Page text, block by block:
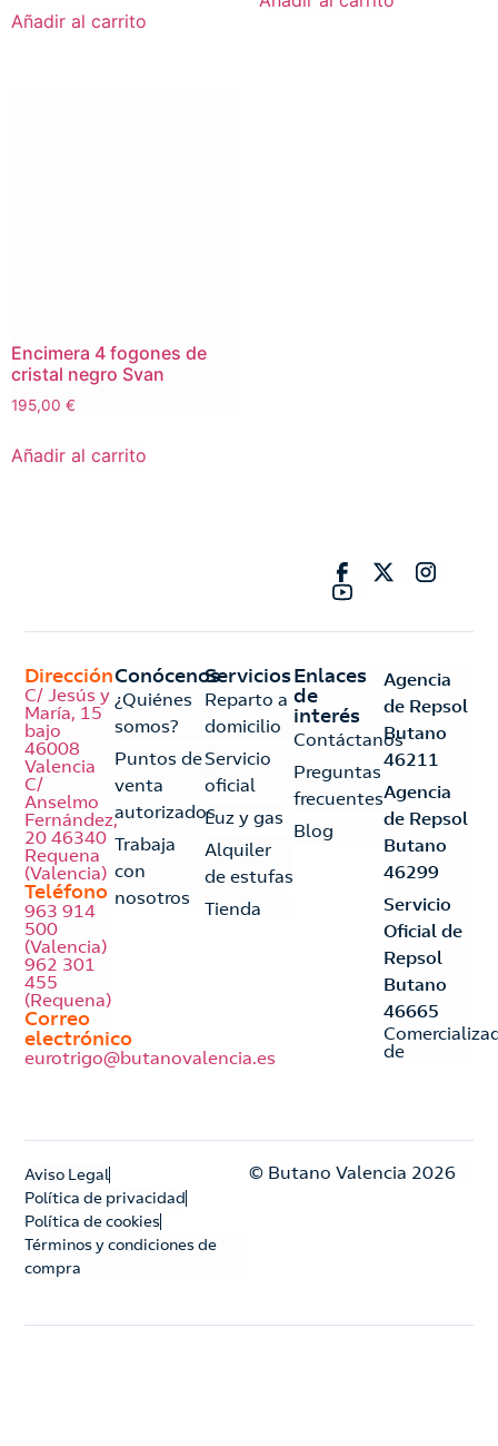
Añadir al carrito
Encimera 4 fogones de
cristal negro Svan
195,00 €
Añadir al carrito
Dirección
C/ Jesús y
María, 15
bajo
46008
Valencia
C/
Anselmo
Fernández,
20 46340
Requena
(Valencia)
Teléfono
963 914
500
(Valencia)
962 301
455
(Requena)
Correo
electrónico
eurotrigo@butanovalencia.es
Conócenos
¿Quiénes
somos?
Puntos de
venta
autorizados
Trabaja
con
nosotros
Servicios
Reparto a
domicilio
Servicio
oficial
Luz y gas
Alquiler
de estufas
Tienda
Enlaces
de
interés
Contáctanos
Preguntas
frecuentes
Blog
Agencia
de Repsol
Butano
46211
Agencia
de Repsol
Butano
46299
Servicio
Oficial de
Repsol
Butano
46665
de
Aviso Legal
Política de privacidad
Política de cookies
Términos y condiciones de
compra
© Butano Valencia 2026